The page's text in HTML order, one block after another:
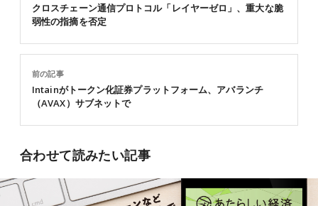
前の記事
Intainがトークン化証券プラットフォーム、アバランチ
（AVAX）サブネットで
クロスチェーン通信プロトコル「レイヤーゼロ」、重大な脆
弱性の指摘を否定
合わせて読みたい記事